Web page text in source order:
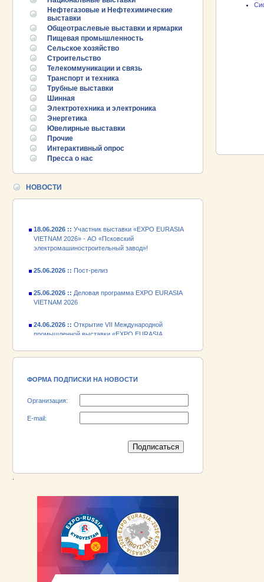
Нефтегазовые и Нефтехимические
выставки
Общеотраслевые выставки и ярмарки
Пищевая промышленность
Сельское хозяйство
Строительство
Телекоммуникации и связь
Транспорт и техника
Трубные выставки
Шинная
Электротехника и электроника
Энергетика
Ювелирные выставки
Прочие
Интерактивный опрос
Пресса о нас
НОВОСТИ
25.06.2026 :: Пост-релиз
25.06.2026 ::
Деловая программа EXPO EURASIA
VIETNAM 2026
24.06.2026 ::Открытие VII Международной
промышленной выставки «EXPO EURASIA
VIETNAM 2026» - АО «Псковский
электромашиностроительный завод»!
VIETNAM 2026
промышленной выставки «EXPO EURASIA
VIETNAM 2026»
ФОРМА ПОДПИСКИ НА НОВОСТИ
Организация:
E-mail: